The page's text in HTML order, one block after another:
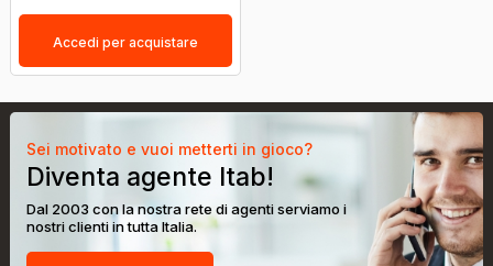
Accedi per acquistare
Sei motivato e vuoi metterti in gioco?
Diventa agente Itab!
Dal 2003 con la nostra rete di agenti serviamo i
nostri clienti in tutta Italia.